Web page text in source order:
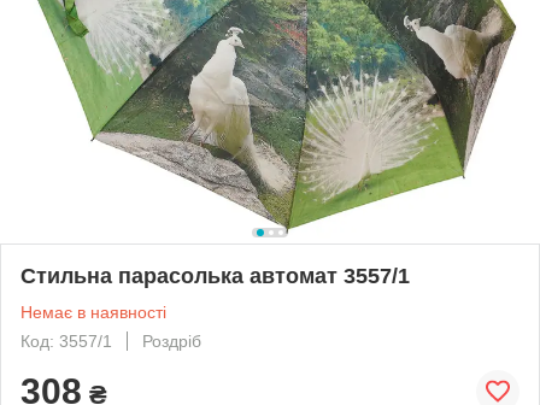
Стильна парасолька автомат 3557/1
Немає в наявності
Код: 3557/1
Роздріб
308 ₴